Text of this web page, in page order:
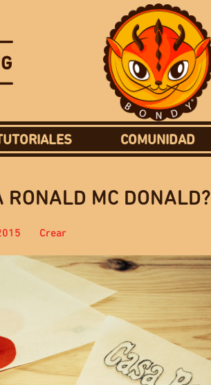
COMUNIDAD
RONALD MC DONALD?
Crear